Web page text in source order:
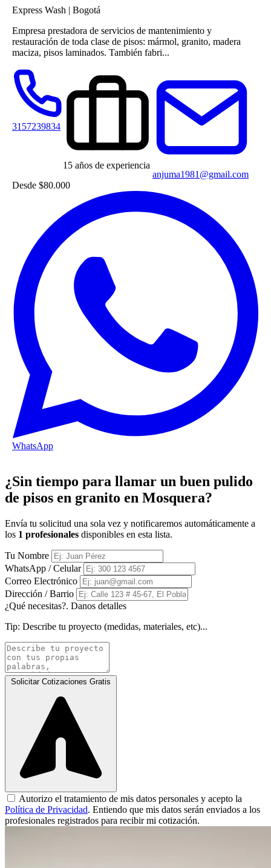
Express Wash | Bogotá
Empresa prestadora de servicios de mantenimiento y
restauración de toda clase de pisos: mármol, granito, madera
maciza, pisos laminados. También fabri...
3157239834
15 años de experiencia
anjuma1981@gmail.com
Desde $80.000
WhatsApp
¿Sin tiempo para llamar un buen pulido
de pisos en granito en Mosquera?
Envía tu solicitud una sola vez y notificaremos automáticamente a
los 1 profesionales disponibles en esta lista.
Tu Nombre
WhatsApp / Celular
Correo Electrónico
Dirección / Barrio
¿Qué necesitas?. Danos detalles
Tip: Describe tu proyecto (medidas, materiales, etc)...
Solicitar Cotizaciones Gratis
Autorizo el tratamiento de mis datos personales y acepto la
Política de Privacidad. Entiendo que mis datos serán enviados a los
profesionales registrados para recibir mi cotización.